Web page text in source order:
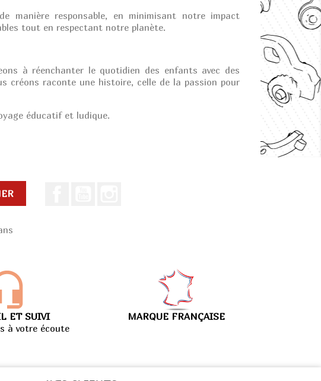
manière responsable, en minimisant notre impact
tout en respectant notre planète.
à réenchanter le quotidien des enfants avec des
créons raconte une histoire, celle de la passion pour
éducatif et ludique.
ET SUIVI
à votre écoute
MARQUE FRANÇAISE